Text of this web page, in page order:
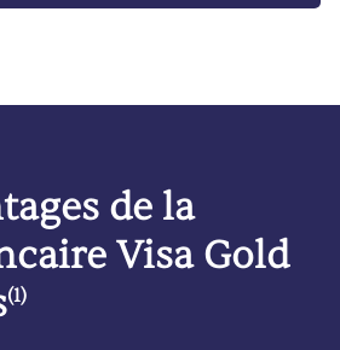
de la
Visa Gold
(1)